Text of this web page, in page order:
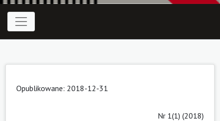
Opublikowane: 2018-12-31
Nr 1(1) (2018)